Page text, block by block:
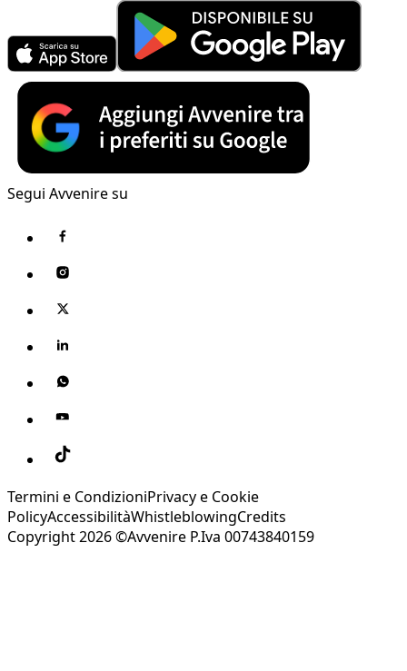
Segui Avvenire su
Termini e CondizioniPrivacy e Cookie
PolicyAccessibilitàWhistleblowingCredits
Copyright 2026 ©Avvenire P.Iva 00743840159